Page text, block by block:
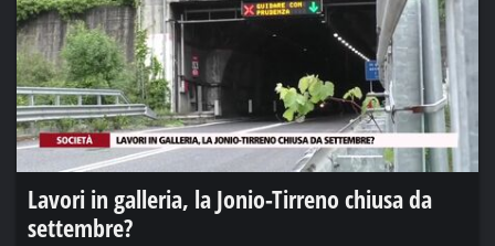
Lavori in galleria, la Jonio-Tirreno chiusa da
settembre?